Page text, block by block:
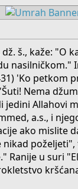
dž. š., kaže: "O
nasilničkom."
'Ko
Nema
jedini Allahovi
a.s., i
ako mislite
Ranije u suri